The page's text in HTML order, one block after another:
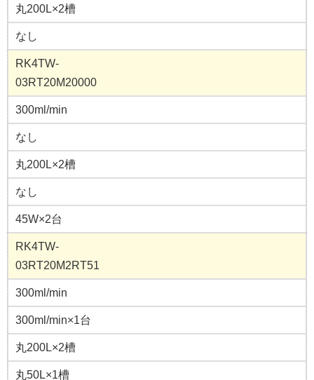
丸200L×2槽
なし
RK4TW-
03RT20M20000
300ml/min
なし
丸200L×2槽
なし
45W×2台
RK4TW-
03RT20M2RT51
300ml/min
300ml/min×1台
丸200L×2槽
丸50L×1槽